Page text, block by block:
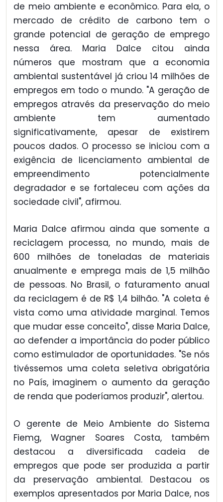
de meio ambiente e econômico. Para ela, o
mercado de crédito de carbono tem o
grande potencial de geração de emprego
nessa área. Maria Dalce citou ainda
números que mostram que a economia
ambiental sustentável já criou 14 milhões de
empregos em todo o mundo. "A geração de
empregos através da preservação do meio
ambiente tem aumentado
significativamente, apesar de existirem
poucos dados. O processo se iniciou com a
exigência de licenciamento ambiental de
empreendimento potencialmente
degradador e se fortaleceu com ações da
sociedade civil", afirmou.
Maria Dalce afirmou ainda que somente a
reciclagem processa, no mundo, mais de
600 milhões de toneladas de materiais
anualmente e emprega mais de 1,5 milhão
de pessoas. No Brasil, o faturamento anual
da reciclagem é de R$ 1,4 bilhão. "A coleta é
vista como uma atividade marginal. Temos
que mudar esse conceito", disse Maria Dalce,
ao defender a importância do poder público
como estimulador de oportunidades. "Se nós
tivéssemos uma coleta seletiva obrigatória
no País, imaginem o aumento da geração
de renda que poderíamos produzir", alertou.
O gerente de Meio Ambiente do Sistema
Fiemg, Wagner Soares Costa, também
destacou a diversificada cadeia de
empregos que pode ser produzida a partir
da preservação ambiental. Destacou os
exemplos apresentados por Maria Dalce, nos